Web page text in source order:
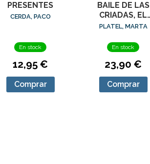
PRESENTES
CERDA, PACO
En stock
12,95 €
Comprar
BAILE DE LAS
CRIADAS, EL
(PREMIO
2026)
PLATEL, MARTA
En stock
23,90 €
Comprar